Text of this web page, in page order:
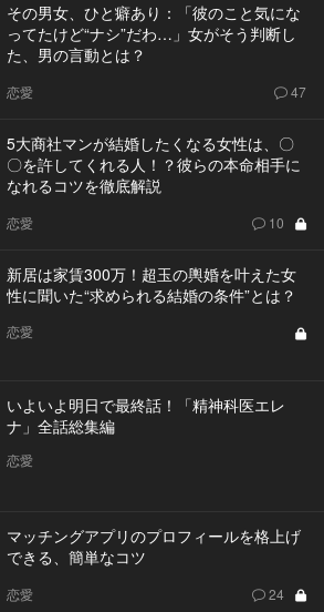
その男女、ひと癖あり：「彼のこと気にな
ってたけど“ナシ”だわ…」女がそう判断し
た、男の言動とは？
恋愛 47
5大商社マンが結婚したくなる女性は、〇
〇を許してくれる人！？彼らの本命相手に
なれるコツを徹底解説
恋愛 10
新居は家賃300万！超玉の輿婚を叶えた女
性に聞いた“求められる結婚の条件”とは？
恋愛
いよいよ明日で最終話！「精神科医エレ
ナ」全話総集編
恋愛
マッチングアプリのプロフィールを格上げ
できる、簡単なコツ
恋愛 24